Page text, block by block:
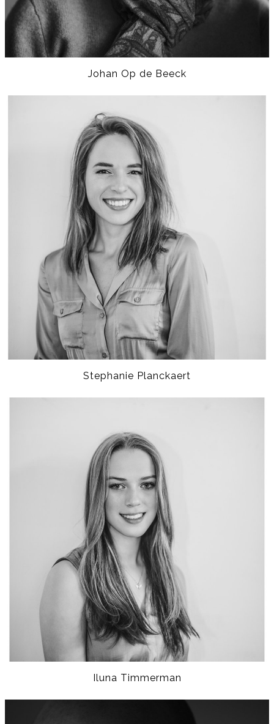
Johan Op de Beeck
Stephanie Planckaert
Iluna Timmerman